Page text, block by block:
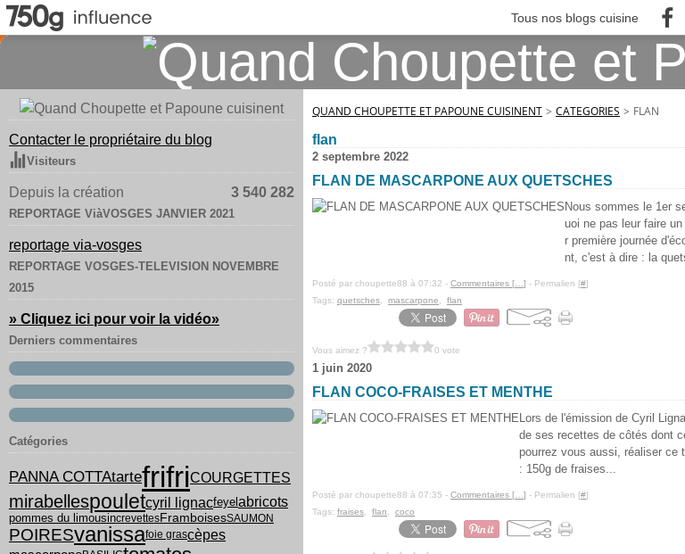
Tous nos blogs cuisine
Contacter le propriétaire du blog
Visiteurs
Depuis la création 3 540 282
REPORTAGE ViàVOSGES JANVIER 2021
reportage via-vosges
REPORTAGE VOSGES-TELEVISION NOVEMBRE
2015
» Cliquez ici pour voir la vidéo»
Derniers commentaires
Catégories
PANNA COTTAtartefrifriCOURGETTES
mirabellespouletcyril lignacfeyelabricots
pommes du limousincrevettesFramboisesSAUMON
POIRESvanissafoie grascèpes
QUAND CHOUPETTE ET PAPOUNE CUISINENT > CATEGORIES > FLAN
flan
2 septembre 2022
FLAN DE MASCARPONE AUX QUETSCHES
Nous sommes le 1er
uoi ne pas leur faire
r première journée
nt, c'est à dire : la
Posté par choupette88 à 07:32 - Commentaires [ ] - Permalien [#]
Tags: quetsches mascarpone flan
Vous aimez ? 0 vote
1 juin 2020
FLAN COCO-FRAISES ET MENTHE
Lors de l'émission de Cyril
de ses recettes de côtés dont
pourrez vous aussi, réaliser ce
: 150g de fraises...
Posté par choupette88 à 07:35 - Commentaires [ ] - Permalien [#]
Tags: fraises flan coco